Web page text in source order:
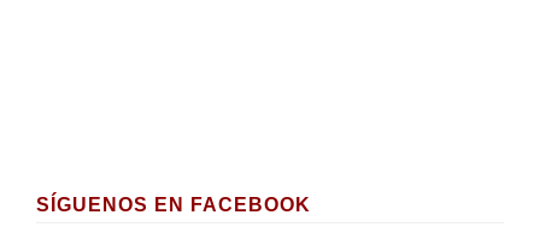
SÍGUENOS EN FACEBOOK